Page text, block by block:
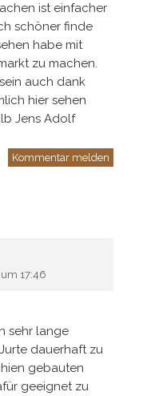
ist einfacher
schöner finde
habe mit
zu machen.
auch dank
hier sehen
Jens Adolf
Kommentar melden
17:46
sehr lange
dauerhaft zu
gebauten
geeignet zu